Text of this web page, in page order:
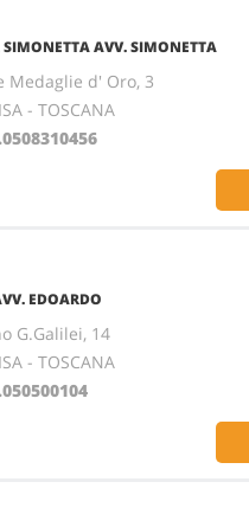
AVV. SIMONETTA
Medaglie d' Oro, 3
- TOSCANA
EDOARDO
G.Galilei, 14
- TOSCANA